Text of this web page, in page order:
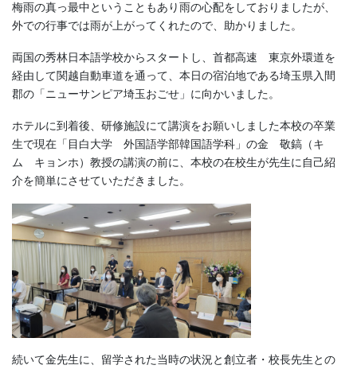
OPENキャンパス
梅雨の真っ最中ということもあり雨の心配をしておりましたが、
外での行事では雨が上がってくれたので、助かりました。
両国の秀林日本語学校からスタートし、首都高速 東京外環道を
経由して関越自動車道を通って、本日の宿泊地である埼玉県入間
郡の「ニューサンピア埼玉おごせ」に向かいました。
ホテルに到着後、研修施設にて講演をお願いしました本校の卒業
生で現在「目白大学 外国語学部韓国語学科」の金 敬鎬（キ
ム キョンホ）教授の講演の前に、本校の在校生が先生に自己紹
介を簡単にさせていただきました。
続いて金先生に、留学された当時の状況と創立者・校長先生との